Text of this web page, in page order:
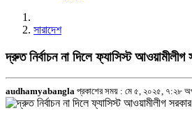
সারাদেশ
দ্রুত নির্বাচন না দিলে ফ্যাসিস্ট
audhamyabangla প্রকাশের সময় : মে ৫, ২০২৫, ৭:২৮